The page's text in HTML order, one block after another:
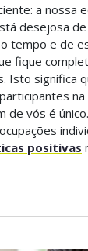
a nossa
desejosa
tempo e de
fique
Isto significa
na
de vós é
positivas